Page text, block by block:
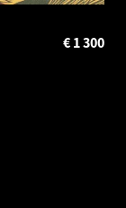
1 300
€